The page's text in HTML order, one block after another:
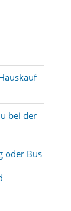
bei der
oder Bus